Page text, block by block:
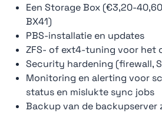
Een Storage Box (€3,20-
BX41)
PBS-installatie en updates
ZFS- of ext4-tuning voor het
Security hardening (firewall,
Monitoring en alerting voor
status en mislukte sync jobs
Backup van de backupserver